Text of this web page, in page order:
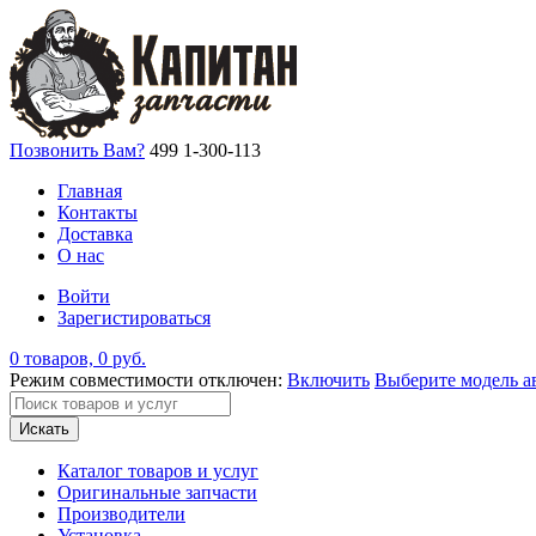
Позвонить Вам? 499 1-300-113
Главная
Контакты
Доставка
О нас
Войти
Зарегистироваться
0 товаров, 0 руб.
Режим совместимости отключен: Включить Выберите модель
Искать
Каталог товаров и услуг
Оригинальные запчасти
Производители